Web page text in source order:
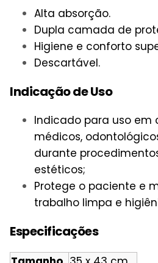
Alta absorção.
Dupla camada de
Higiene e conforto
Descartável.
Indicação de Uso
Indicado para uso em
médicos,
durante
estéticos;
Protege o paciente e
trabalho limpa e
Especificações